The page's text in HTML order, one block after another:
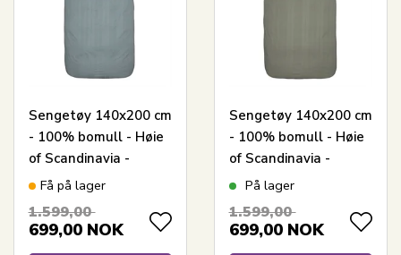
Sengetøy 140x200 cm
- 100% bomull - Høie
of Scandinavia -
Midnatt Dus Blå
Få på lager
1.599,00
699,00 NOK
Sengetøy 140x200 cm
- 100% bomull - Høie
of Scandinavia -
Midnatt Tåkegrønn
På lager
1.599,00
699,00 NOK